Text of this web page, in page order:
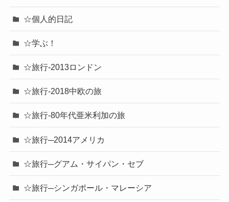
☆個人的日記
☆学ぶ！
☆旅行-2013ロンドン
☆旅行-2018中欧の旅
☆旅行-80年代亜米利加の旅
☆旅行─2014アメリカ
☆旅行─グアム・サイパン・セブ
☆旅行─シンガポール・マレーシア